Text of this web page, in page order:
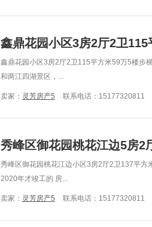
鑫鼎花园小区3房2厅2卫
鑫鼎花园小区3房2厅2卫115平方米59万5楼步
和两江四湖景区，...
卖家： 灵芳房产5 联系电话：15177320811
秀峰区御花园桃花江边5房2
秀峰区御花园桃花江边小区3房2厅2卫137平
2020年才竣工的 房...
卖家： 灵芳房产5 联系电话：15177320811